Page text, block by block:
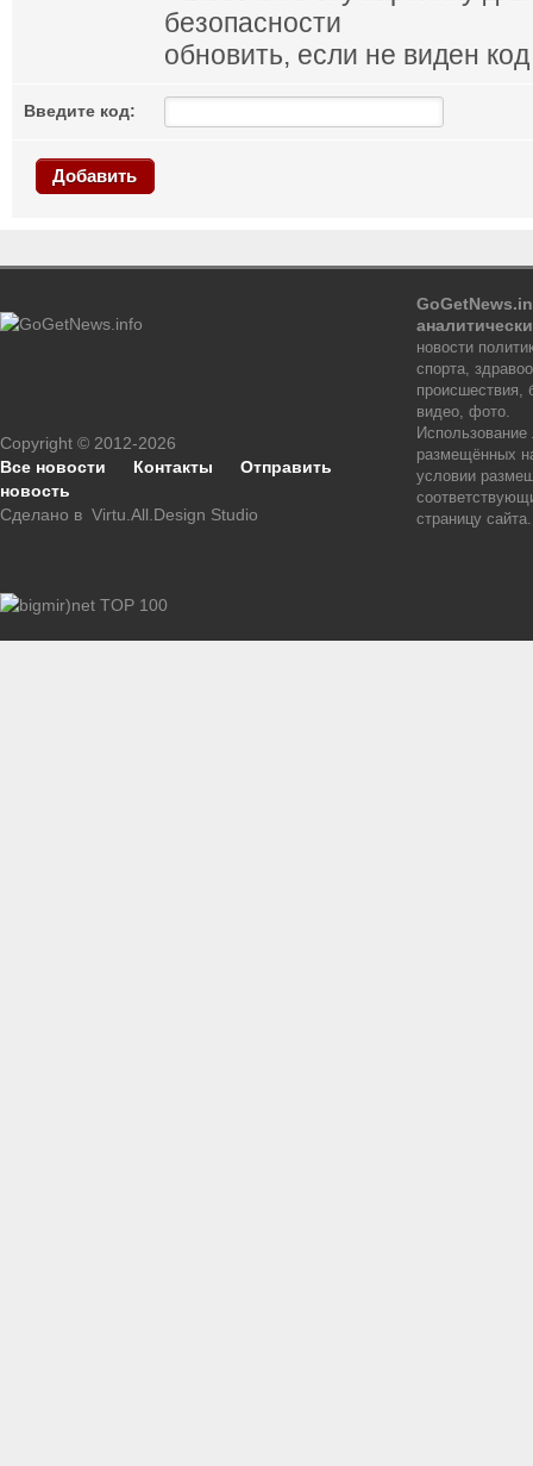
обновить, если не виден код
Введите код:
Добавить
Copyright © 2012-2026
Все новости
Контакты
Отправить
новость
Сделано в Virtu.All.Design Studio
новости
спорта,
происшествия,
видео, фото.
размещённых
условии
страницу сайта.